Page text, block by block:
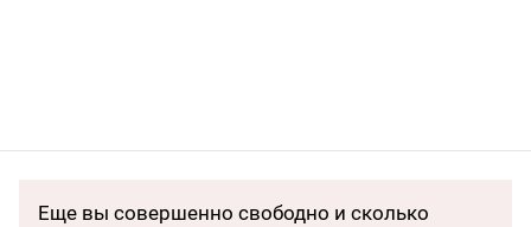
Еще вы совершенно свободно и сколько